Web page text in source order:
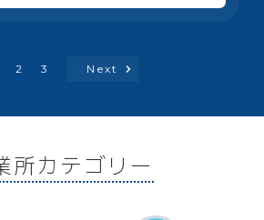
2 3 Next
所カテゴリー